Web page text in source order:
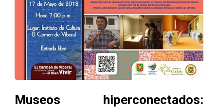
Museos hiperconectados: